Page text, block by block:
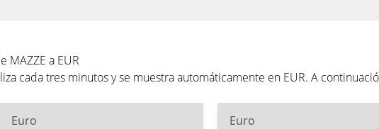
MAZZE a EUR
cada tres minutos y se muestra automáticamente en EUR. A
Euro Euro